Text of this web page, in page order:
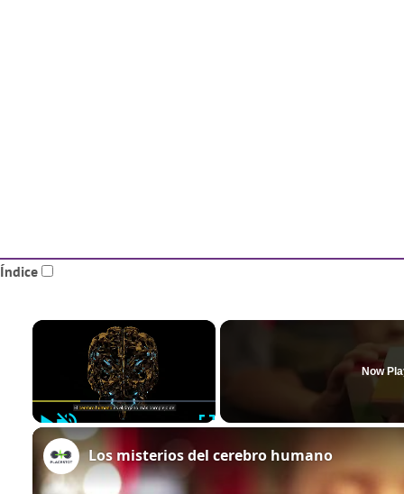
Índice
×
PlayUnmute Fullscreen
Now
Los misterios del cerebro humano